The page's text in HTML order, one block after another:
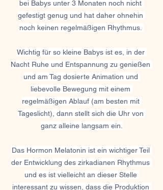
bei Babys unter 3 Monaten noch nicht
gefestigt genug und hat daher ohnehin
noch keinen regelmäßigen Rhythmus.
Wichtig für so kleine Babys ist es, in der
Nacht Ruhe und Entspannung zu genießen
und am Tag dosierte Animation und
liebevolle Bewegung mit einem
regelmäßigen Ablauf (am besten mit
Tageslicht), dann stellt sich die Uhr von
ganz alleine langsam ein.
Das Hormon Melatonin ist ein wichtiger Teil
der Entwicklung des zirkadianen Rhythmus
und es ist vielleicht an dieser Stelle
interessant zu wissen, dass die Produktion